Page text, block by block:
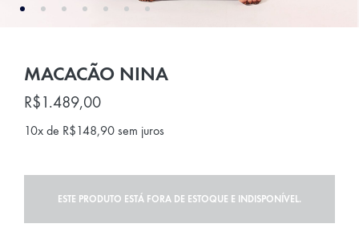
MACACÃO NINA
R$1.489,00
10x de R$148,90 sem juros
ESTE PRODUTO ESTÁ FORA DE ESTOQUE E INDISPONÍVEL.